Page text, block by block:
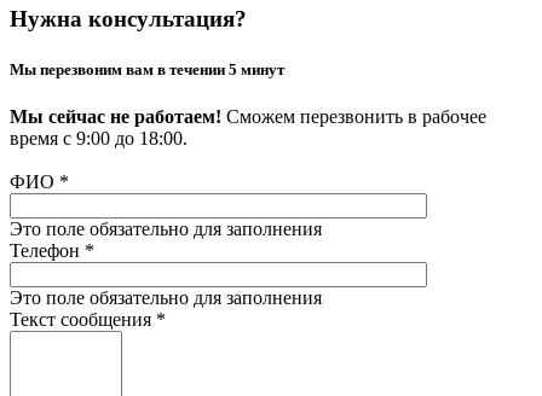
Нужна консультация?
Мы перезвоним вам в течении 5 минут
Мы сейчас не работаем! Сможем перезвонить в рабочее
время с 9:00 до 18:00.
ФИО *
Это поле обязательно для заполнения
Телефон *
Это поле обязательно для заполнения
Текст сообщения *